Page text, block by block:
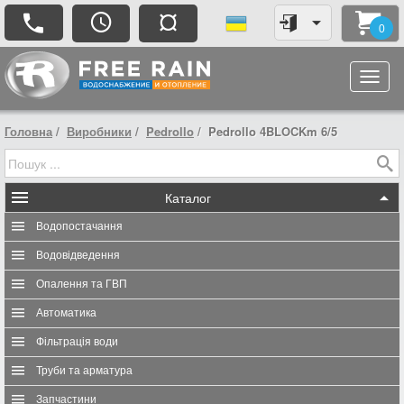
¤ 0
Головна Виробники Pedrollo Pedrollo 4BLOCKm 6/5
Каталог
Водопостачання
Водовідведення
Опалення та ГВП
Автоматика
Фільтрація води
Труби та арматура
Запчастини